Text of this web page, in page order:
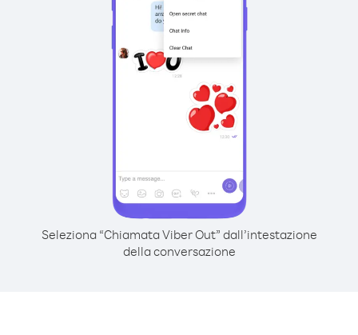
Seleziona “Chiamata Viber Out” dall’intestazione
della conversazione